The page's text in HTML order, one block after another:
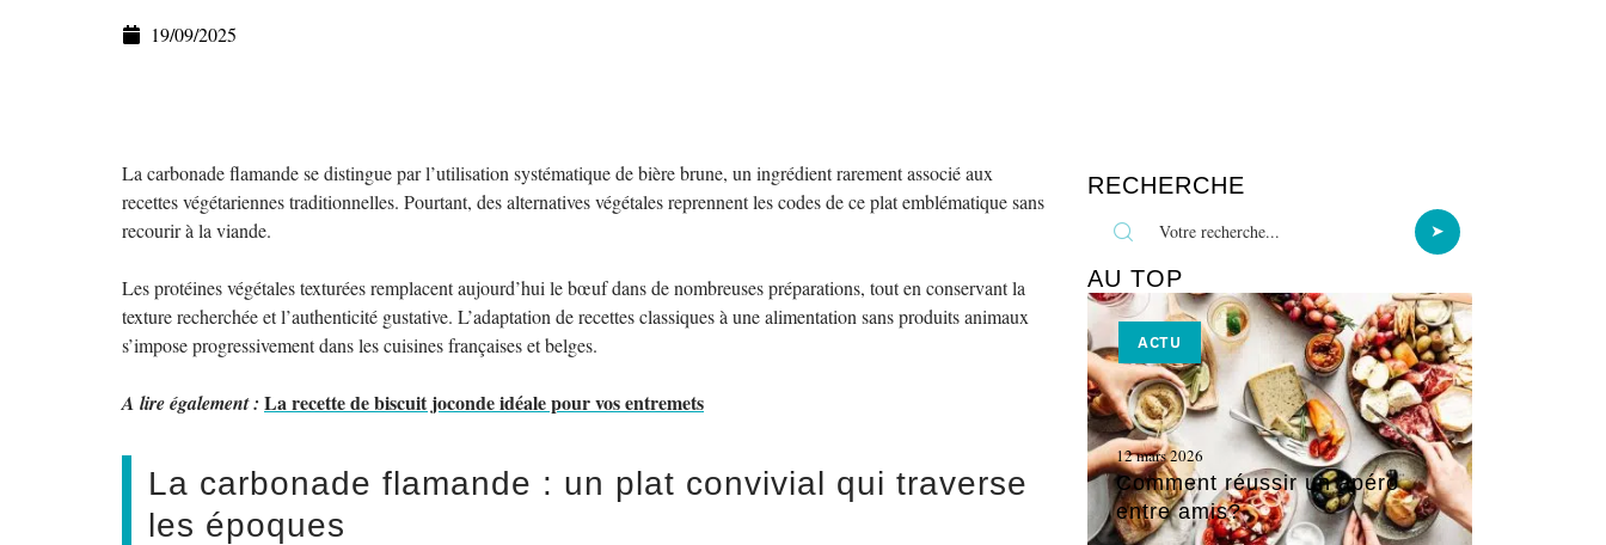
19/09/2025
La carbonade flamande se distingue par l’utilisation systématique de bière brune, un ingrédient rarement associé aux
recettes végétariennes traditionnelles. Pourtant, des alternatives végétales reprennent les codes de ce plat emblématique sans
recourir à la viande.
Les protéines végétales texturées remplacent aujourd’hui le bœuf dans de nombreuses préparations, tout en conservant la
texture recherchée et l’authenticité gustative. L’adaptation de recettes classiques à une alimentation sans produits animaux
s’impose progressivement dans les cuisines françaises et belges.
A lire également : La recette de biscuit joconde idéale pour vos entremets
La carbonade flamande : un plat convivial qui traverse
les époques
RECHERCHE
AU TOP
ACTU
12 mars 2026
Comment réussir un apéro
entre amis?